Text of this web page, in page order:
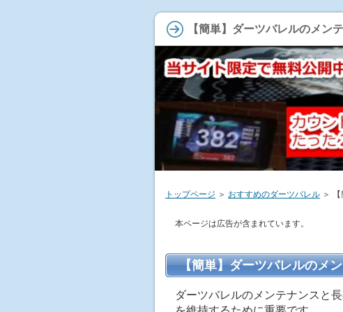
【簡単】ダーツバレルのメン
トップページ ＞ おすすめのダーツバレル ＞
本ページは広告が含まれています。
【簡単】ダーツバレルのメ
ダーツバレルのメンテナンスと